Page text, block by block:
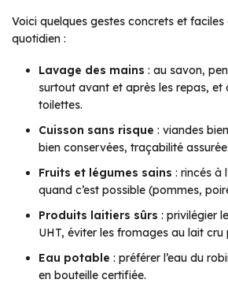
Voici quelques gestes concrets et
quotidien :
Lavage des mains : au savon,
surtout avant et après les repas, et
toilettes.
Cuisson sans risque : viandes
bien conservées, traçabilité assurée.
Fruits et légumes sains : rincés à
quand c’est possible (pommes,
Produits laitiers sûrs : privilégier
UHT, éviter les fromages au lait cru
Eau potable : préférer l’eau du
en bouteille certifiée.